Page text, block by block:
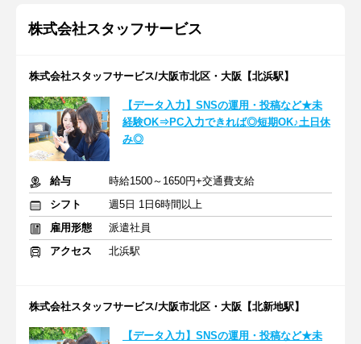
株式会社スタッフサービス
株式会社スタッフサービス/大阪市北区・大阪【北浜駅】
【データ入力】SNSの運用・投稿など★未
経験OK⇒PC入力できれば◎短期OK♪土日休
み◎
給与
時給1500～1650円+交通費支給
シフト
週5日 1日6時間以上
雇用形態
派遣社員
アクセス
北浜駅
株式会社スタッフサービス/大阪市北区・大阪【北新地駅】
【データ入力】SNSの運用・投稿など★未